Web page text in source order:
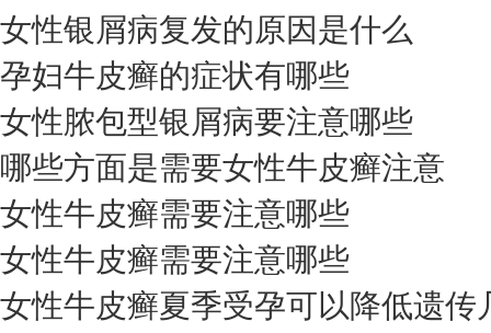
我要咨询我要预约
擅长：杨成平 互联网门诊主任【医生简介】 毕业于长江...[详情]
预约量
6821
疗效满意
女性银屑病复发的原因是什么
孕妇牛皮癣的症状有哪些
女性脓包型银屑病要注意哪些
哪些方面是需要女性牛皮癣注意
女性牛皮癣需要注意哪些
女性牛皮癣需要注意哪些
女性牛皮癣夏季受孕可以降低遗传